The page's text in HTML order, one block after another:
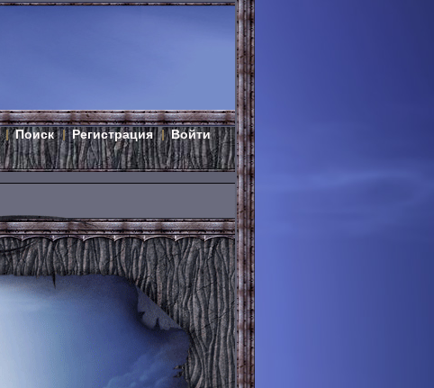
Поиск Регистрация Войти